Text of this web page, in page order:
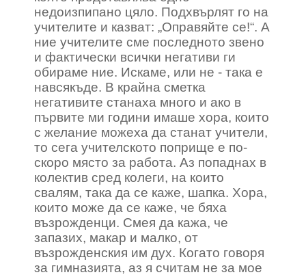
недоизпипано цяло. Подхвърлят го на
учителите и казват: „Оправяйте се!“. А
ние учителите сме последното звено
и фактически всички негативи ги
обираме ние. Искаме, или не - така е
навсякъде. В крайна сметка
негативите станаха много и ако в
първите ми години имаше хора, които
с желание можеха да станат учители,
то сега учителското поприще е по-
скоро място за работа. Аз попаднах в
колектив сред колеги, на които
свалям, така да се каже, шапка. Хора,
които може да се каже, че бяха
възрожденци. Смея да кажа, че
запазих, макар и малко, от
възрожденския им дух. Когато говоря
за гимназията, аз я считам не за мое